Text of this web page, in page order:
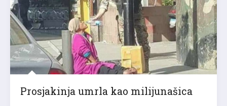
Prosjakinja umrla kao milijunašica